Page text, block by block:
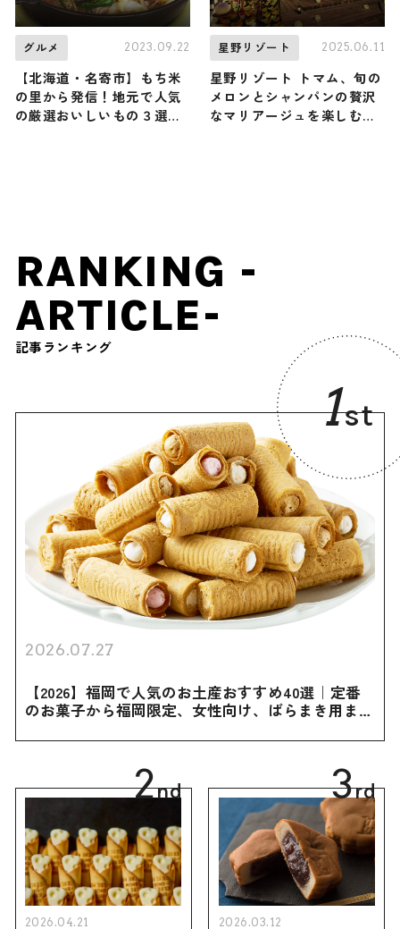
グルメ 2023.09.22
【北海道・名寄市】もち米
の里から発信！地元で人気
の厳選おいしいもの３選を
星野リゾート 2025.06.11
星野リゾート トマム、旬の
メロンとシャンパンの贅沢
なマリアージュを楽しむ
RANKING -
ARTICLE-
記事ランキング
1st
2026.07.27
【2026】福岡で人気のお土産おすすめ40選｜定番
のお菓子から福岡限定、女性向け、ばらまき用まで
2nd
2026.04.21
3rd
2026.03.12